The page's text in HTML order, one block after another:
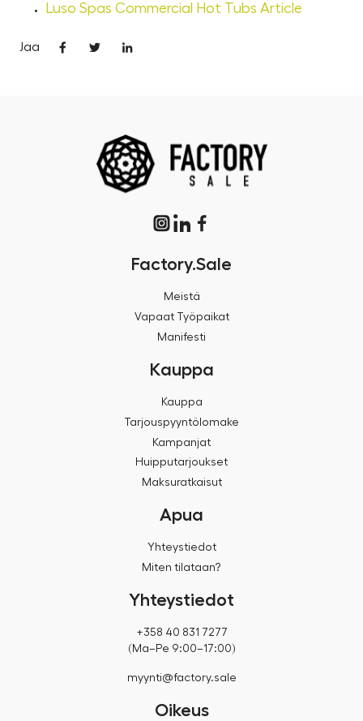
Luso Spas Commercial Hot Tubs Article
Jaa
Factory.Sale
Meistä
Vapaat Työpaikat
Manifesti
Kauppa
Kauppa
Tarjouspyyntölomake
Kampanjat
Huipputarjoukset
Maksuratkaisut
Apua
Yhteystiedot
Miten tilataan?
Yhteystiedot
+358 40 831 7277
(Ma–Pe 9:00–17:00)
myynti@factory.sale
Oikeus